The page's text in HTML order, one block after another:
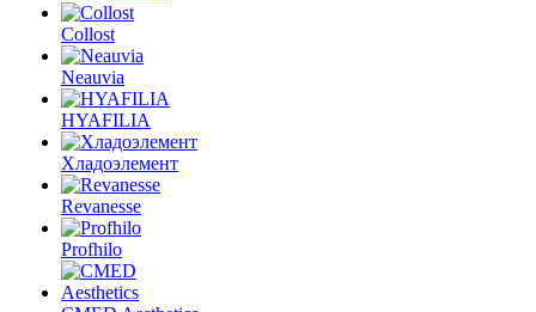
Collost
Neauvia
HYAFILIA
Хладоэлемент
Revanesse
Profhilo